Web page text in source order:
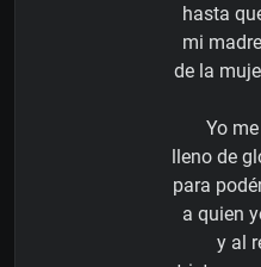
hasta
mi
de la
Yo
lleno de
para
a quien
y al